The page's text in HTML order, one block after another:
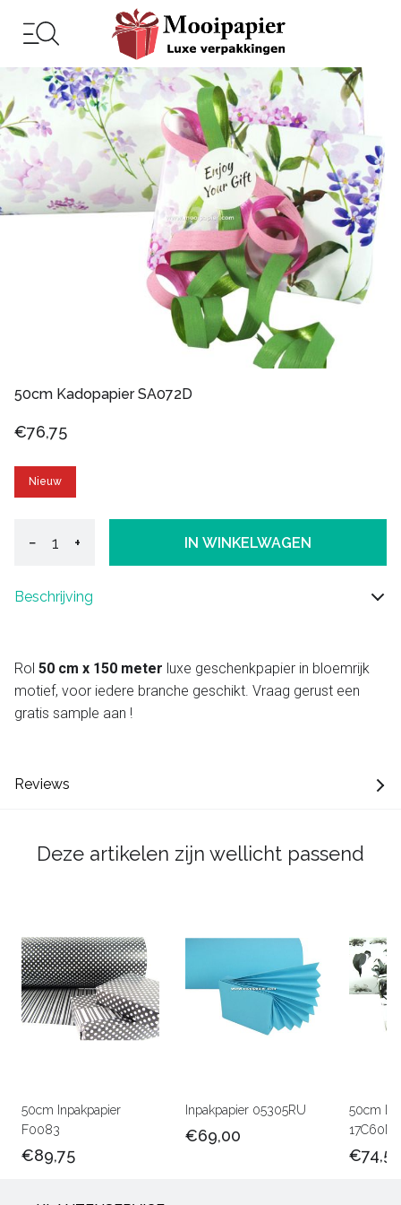
50cm Kadopapier SA072D
€76,75
Nieuw
− + IN WINKELWAGEN
Beschrijving
Rol 50 cm x 150 meter luxe geschenkpapier in bloemrijk
motief, voor iedere branche geschikt. Vraag gerust een
gratis sample aan !
Reviews
Deze artikelen zijn wellicht passend
50cm Inpakpapier
F0083
€89,75
Inpakpapier 05305RU
€69,00
50cm
€74,50